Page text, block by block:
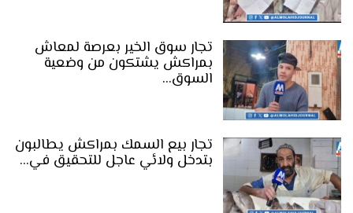
تجار سوق الخير بعرصة لمعاش
بمراكش يشتكون من وضعية
السوق…
تجار بيع السمك بمراكش يطالبون
بتدخل ولائي عاجل للتحقيق في…